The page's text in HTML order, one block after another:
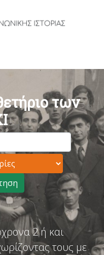
των
2 ή και
τους με